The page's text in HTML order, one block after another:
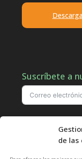
de las
Suscríbete a
electrónico para que
Suscribirse